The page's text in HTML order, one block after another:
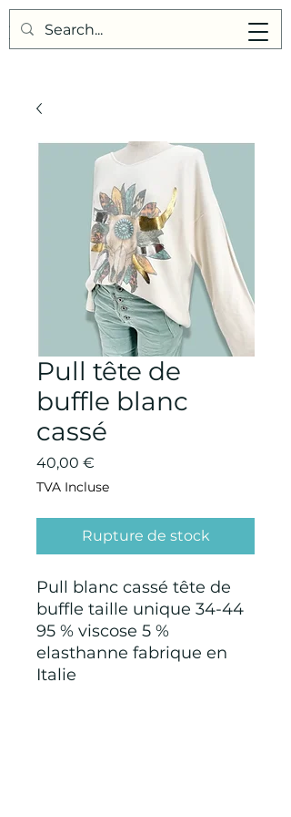
Points de Suture
Pull tête de
buffle blanc
cassé
40,00 €
TVA Incluse
Rupture de stock
Pull blanc cassé tête de
buffle taille unique 34-44
95 % viscose 5 %
elasthanne fabrique en
Italie